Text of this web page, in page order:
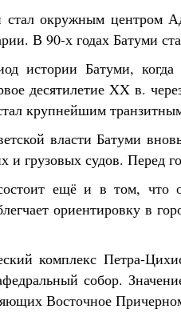
окружным центром
В 90-х годах Батуми
истории Батуми,
десятилетие XX в.
крупнейшим
власти Батуми
и грузовых судов. Перед
ещё и в том, что
ориентировку в
комплекс Петра-
собор.
Восточное